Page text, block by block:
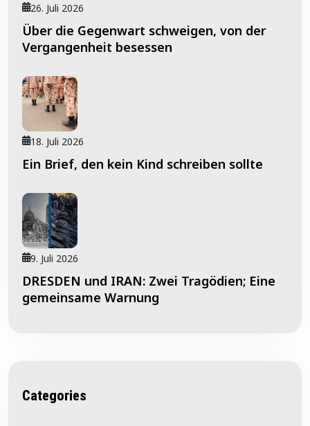
26. Juli 2026
Über die Gegenwart schweigen, von der
Vergangenheit besessen
18. Juli 2026
Ein Brief, den kein Kind schreiben sollte
9. Juli 2026
DRESDEN und IRAN: Zwei Tragödien; Eine
gemeinsame Warnung
Categories